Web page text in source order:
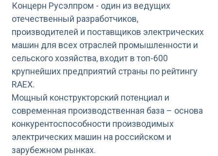
Концерн Русэлпром - один из ведущих
отечественный разработчиков,
производителей и поставщиков электрических
машин для всех отраслей промышленности и
сельского хозяйства, входит в топ-600
крупнейших предприятий страны по рейтингу
RAEX.
Мощный конструкторский потенциал и
современная производственная база – основа
конкурентоспособности производимых
электрических машин на российском и
зарубежном рынках.